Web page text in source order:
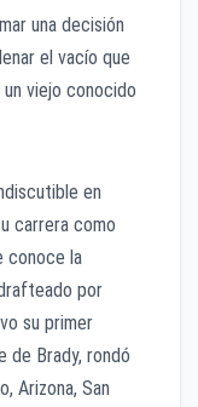
una decisión
el vacío que
viejo conocido
en
carrera como
conoce la
por
su primer
de Brady, rondó
Arizona, San